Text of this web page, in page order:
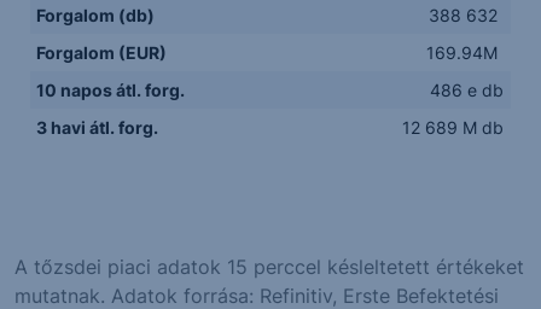
Forgalom (db)
388 632
Forgalom (EUR)
169.94M
10 napos átl. forg.
486 e db
3 havi átl. forg.
12 689 M db
A tőzsdei piaci adatok 15 perccel késleltetett értékeket
mutatnak. Adatok forrása: Refinitiv, Erste Befektetési